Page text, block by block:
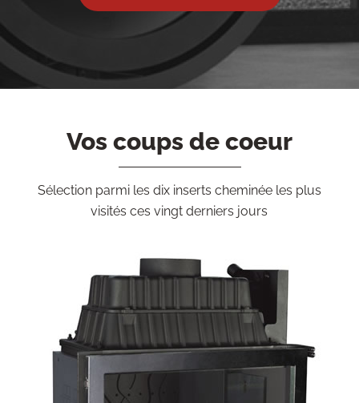
Vos coups de coeur
Sélection parmi les dix inserts cheminée les plus
visités ces vingt derniers jours